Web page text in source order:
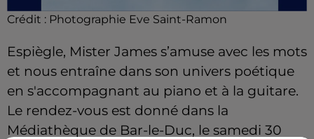
Crédit : Photographie Eve Saint-Ramon
Espiègle, Mister James s’amuse avec les mots
et nous entraîne dans son univers poétique
en s'accompagnant au piano et à la guitare.
Le rendez-vous est donné dans la
Médiathèque de Bar-le-Duc, le samedi 30